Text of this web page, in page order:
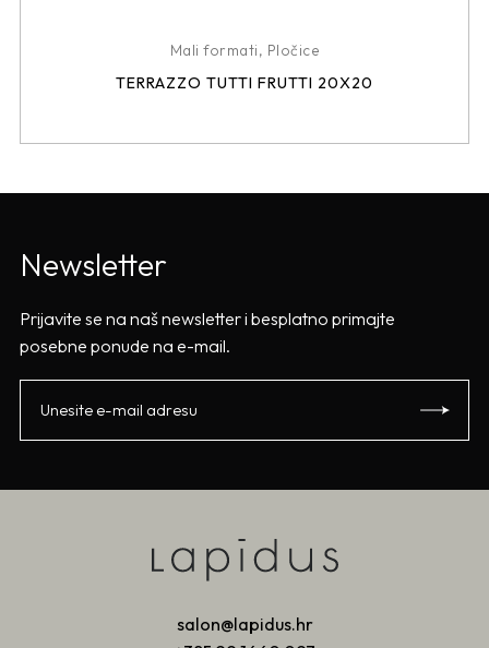
Mali formati, Pločice
TERRAZZO TUTTI FRUTTI 20X20
Newsletter
Prijavite se na naš newsletter i besplatno primajte
posebne ponude na e-mail.
salon@lapidus.hr